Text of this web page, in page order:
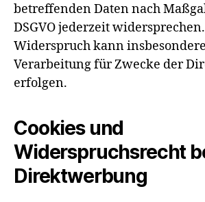
betreffenden Daten nach
DSGVO jederzeit
Widerspruch kann
Verarbeitung für Zwecke der
erfolgen.
Cookies und
Widerspruchsrecht
Direktwerbung